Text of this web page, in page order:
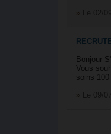
»
Bonjour
Vous
soins
»